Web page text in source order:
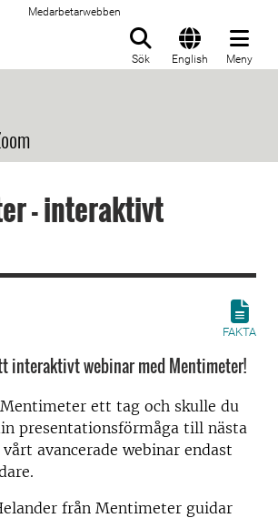
Medarbetarwebben
Sök English Meny
- interaktivt
FAKTA
interaktivt webinar med Mentimeter!
ett tag och skulle du
presentationsförmåga till nästa
avancerade webinar endast
från Mentimeter guidar